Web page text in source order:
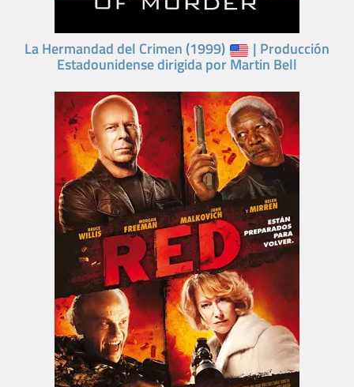
La Hermandad del Crimen (1999) | Producción
Estadounidense dirigida por Martin Bell